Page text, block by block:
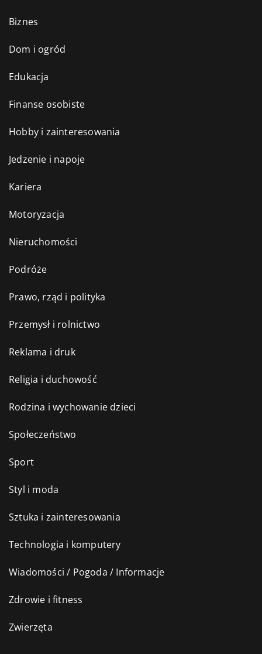
Biznes
Dom i ogród
Edukacja
Finanse osobiste
Hobby i zainteresowania
Jedzenie i napoje
Kariera
Motoryzacja
Nieruchomości
Podróże
Prawo, rząd i polityka
Przemysł i rolnictwo
Reklama i druk
Religia i duchowość
Rodzina i wychowanie dzieci
Społeczeństwo
Sport
Styl i moda
Sztuka i zainteresowania
Technologia i komputery
Wiadomości / Pogoda / Informacje
Zdrowie i fitness
Zwierzęta